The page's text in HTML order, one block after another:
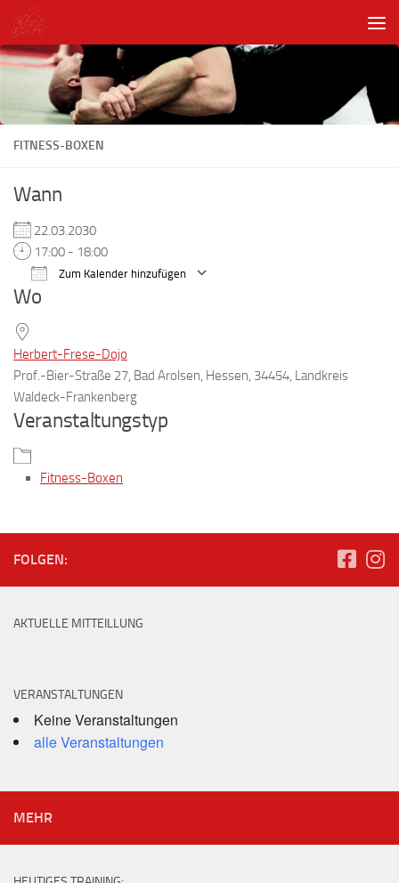
Unter dem Inhalt
FITNESS-BOXEN
Wann
22.03.2030
17:00 - 18:00
Zum Kalender hinzufügen
Wo
Herbert-Frese-Dojo
Prof.-Bier-Straße 27, Bad Arolsen, Hessen, 34454, Landkreis
Waldeck-Frankenberg
Veranstaltungstyp
Fitness-Boxen
FOLGEN:
AKTUELLE MITTEILLUNG
VERANSTALTUNGEN
Keine Veranstaltungen
alle Veranstaltungen
MEHR